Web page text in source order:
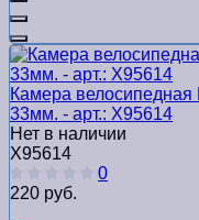
Камера
33мм. - арт.: Х95614
Нет в наличии
Х95614
0
220 руб.